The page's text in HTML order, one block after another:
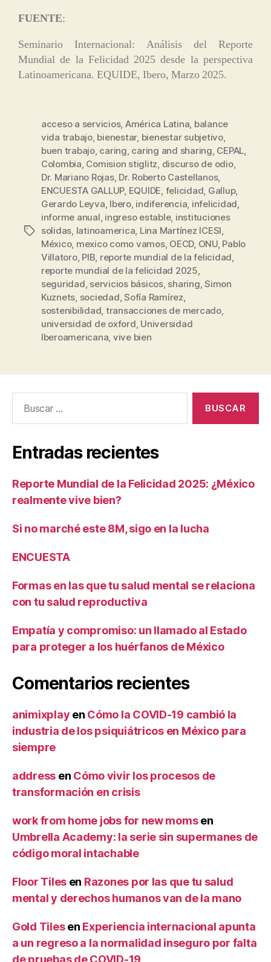
FUENTE:
Seminario Internacional: Análisis del Reporte
Mundial de la Felicidad 2025 desde la perspectiva
Latinoamericana. EQUIDE, Ibero, Marzo 2025.
acceso a servicios, América Latina, balance
vida trabajo, bienestar, bienestar subjetivo,
buen trabajo, caring, caring and sharing, CEPAL,
Colombia, Comision stiglitz, discurso de odio,
Dr. Mariano Rojas, Dr. Roberto Castellanos,
ENCUESTA GALLUP, EQUIDE, felicidad, Gallup,
Gerardo Leyva, Ibero, indiferencia, infelicidad,
informe anual, ingreso estable, instituciones
solidas, latinoamerica, Lina Martínez ICESI,
México, mexico como vamos, OECD, ONU, Pablo
Villatoro, PIB, reporte mundial de la felicidad,
reporte mundial de la felicidad 2025,
seguridad, servicios básicos, sharing,Simon
Kuznets, sociedad,Sofía Ramírez,
sostenibilidad, transacciones de mercado,
universidad de oxford, Universidad
Iberoamericana, vive bien
Entradas recientes
Reporte Mundial de la Felicidad 2025: ¿México
realmente vive bien?
Si no marché este 8M, sigo en la lucha
ENCUESTA
Formas en las que tu salud mental se relaciona
con tu salud reproductiva
Empatía y compromiso: un llamado al Estado
para proteger a los huérfanos de México
Comentarios recientes
animixplay en Cómo la COVID-19 cambió la
industria de los psiquiátricos en México para
siempre
address en Cómo vivir los procesos de
transformación en crisis
work from home jobs for new momsen
Umbrella Academy: la serie sin supermanes de
código moral intachable
Floor Tiles en Razones por las que tu salud
mental y derechos humanos van de la mano
Gold Tilesen Experiencia internacional apunta
a un regreso a la normalidad inseguro por falta
de pruebas de COVID-19